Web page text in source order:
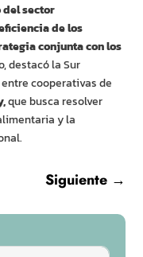
sector
de los
conjunta con los
destacó la Sur
cooperativas de
que busca resolver
y la
Siguiente→